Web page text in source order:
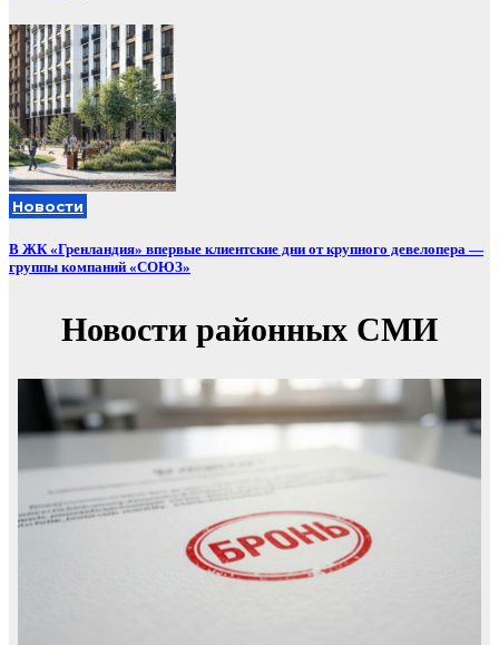
Новости
В ЖК «Гренландия» впервые клиентские дни от крупного девелопера —
группы компаний «СОЮЗ»